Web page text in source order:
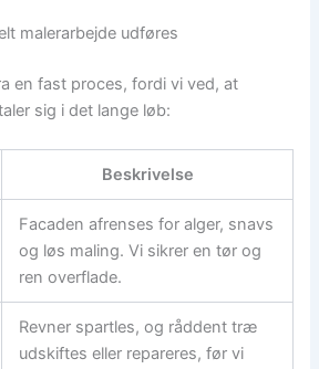
malerarbejde udføres
en fast proces, fordi vi ved, at
sig i det lange løb:
Beskrivelse
Facaden afrenses for alger, snavs
og løs maling. Vi sikrer en tør og
ren overflade.
Revner spartles, og råddent træ
udskiftes eller repareres, før vi